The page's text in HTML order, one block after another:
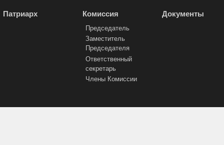
Патриарх Комиссия
Председатель
Заместитель
Председателя
Ответственный
секретарь
Члены Комиссии
Документы